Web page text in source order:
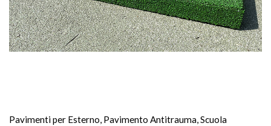
Pavimenti per Esterno, Pavimento Antitrauma,Scuola